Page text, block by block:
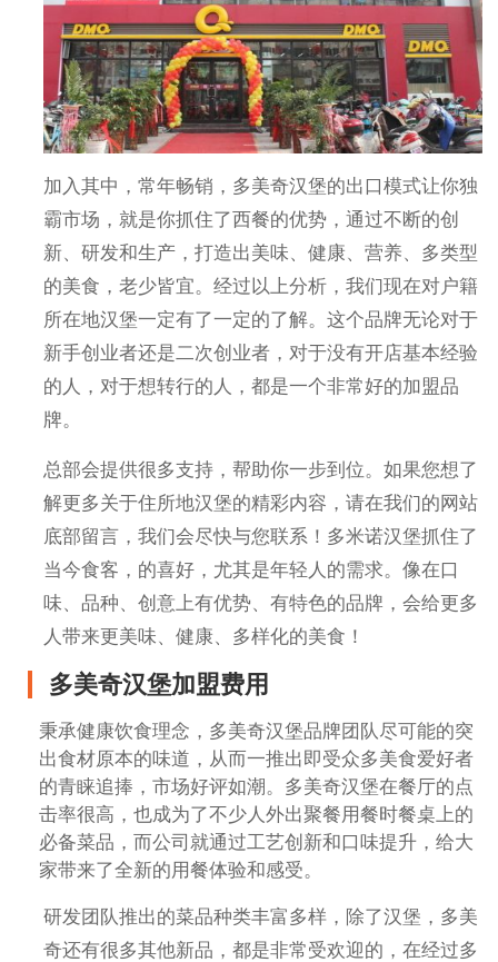
加入其中，常年畅销，多美奇汉堡的出口模式让你独
霸市场，就是你抓住了西餐的优势，通过不断的创
新、研发和生产，打造出美味、健康、营养、多类型
的美食，老少皆宜。经过以上分析，我们现在对户籍
所在地汉堡一定有了一定的了解。这个品牌无论对于
新手创业者还是二次创业者，对于没有开店基本经验
的人，对于想转行的人，都是一个非常好的加盟品
牌。
总部会提供很多支持，帮助你一步到位。如果您想了
解更多关于住所地汉堡的精彩内容，请在我们的网站
底部留言，我们会尽快与您联系！多米诺汉堡抓住了
当今食客，的喜好，尤其是年轻人的需求。像在口
味、品种、创意上有优势、有特色的品牌，会给更多
人带来更美味、健康、多样化的美食！
多美奇汉堡加盟费用
秉承健康饮食理念，多美奇汉堡品牌团队尽可能的突
出食材原本的味道，从而一推出即受众多美食爱好者
的青睐追捧，市场好评如潮。多美奇汉堡在餐厅的点
击率很高，也成为了不少人外出聚餐用餐时餐桌上的
必备菜品，而公司就通过工艺创新和口味提升，给大
家带来了全新的用餐体验和感受。
研发团队推出的菜品种类丰富多样，除了汉堡，多美
奇还有很多其他新品，都是非常受欢迎的，在经过多